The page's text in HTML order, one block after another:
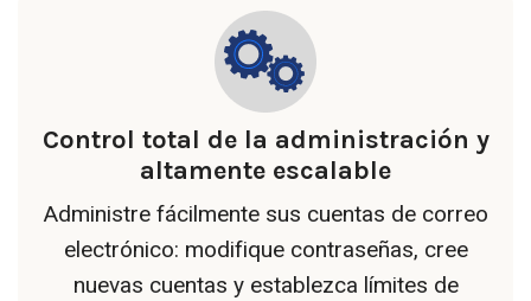
Control total de la administración y
altamente escalable
Administre fácilmente sus cuentas de correo
electrónico: modifique contraseñas, cree
nuevas cuentas y establezca límites de